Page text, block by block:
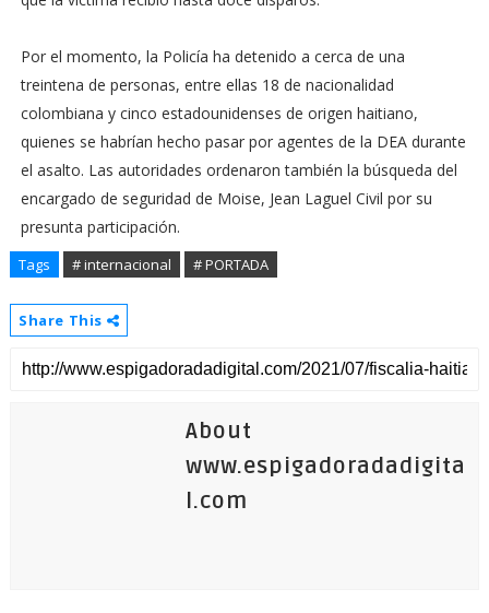
Por el momento, la Policía ha detenido a cerca de una
treintena de personas, entre ellas 18 de nacionalidad
colombiana y cinco estadounidenses de origen haitiano,
quienes se habrían hecho pasar por agentes de la DEA durante
el asalto. Las autoridades ordenaron también la búsqueda del
encargado de seguridad de Moise, Jean Laguel Civil por su
presunta participación.
Tags # internacional # PORTADA
Share This
About
www.espigadoradadigita
l.com